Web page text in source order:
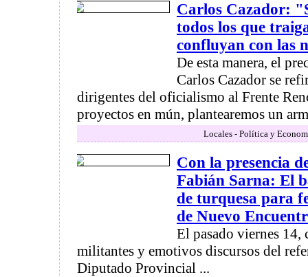
Carlos Cazador:
todos los que
confluyan con las
De esta manera, el
Carlos Cazador se
dirigentes del oficialismo al Frente
proyectos en mún, plantearemos un
Locales - Política y
Con la presencia
Fabián Sarna: El
de turquesa para
de Nuevo
El pasado viernes 14,
militantes y emotivos discursos del
Diputado Provincial ...